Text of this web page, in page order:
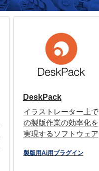
DeskPack
イラストレーター上で
の製版作業の効率化を
実現するソフトウェア
製版用Ai用プラグイン